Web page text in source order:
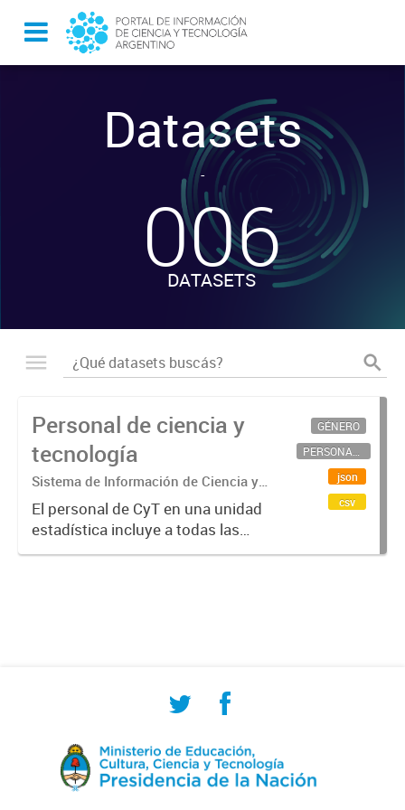
Datasets
-
006
DATASETS
Personal de ciencia y
tecnología
Sistema de Información de Ciencia y
Tecnología Argentino (SICYTAR)
El personal de CyT en una unidad
estadística incluye a todas las
personas involucradas
GÉNERO
PERSONAL CIENTÍFICO-TECNOLÓGICO
json
csv